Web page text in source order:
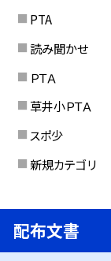
PTA
読み聞かせ
ＰＴＡ
草井小ＰＴＡ
スポ少
新規カテゴリ
配布文書